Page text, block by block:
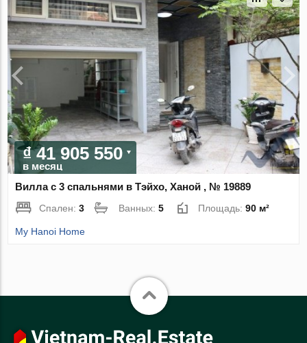
₫ 41 905 550
в месяц
Вилла с 3 спальнями в Тэйхо, Ханой , № 19889
Спален:3 Ванных:5 Площадь:90 м²
My Hanoi Home